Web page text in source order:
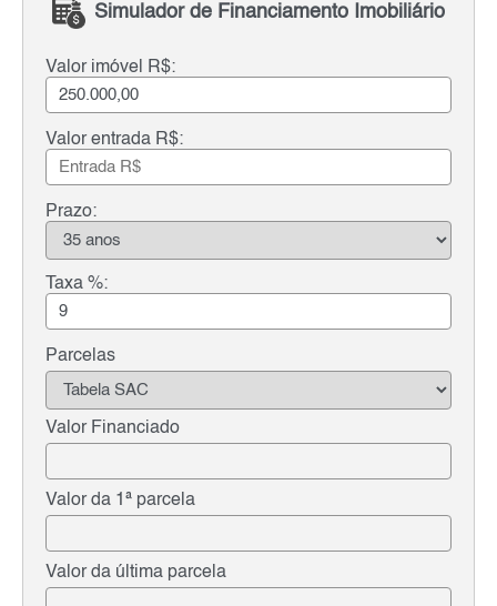
Simulador de Financiamento Imobiliário
Valor imóvel R$:
Valor entrada R$:
Prazo:
Taxa %:
Parcelas
Valor Financiado
Valor da 1ª parcela
Valor da última parcela